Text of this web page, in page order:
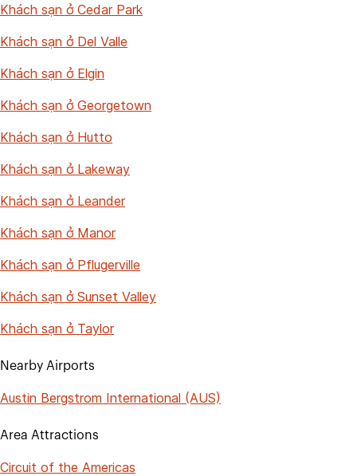
Khách sạn ở Cedar Park
Khách sạn ở Del Valle
Khách sạn ở Elgin
Khách sạn ở Georgetown
Khách sạn ở Hutto
Khách sạn ở Lakeway
Khách sạn ở Leander
Khách sạn ở Manor
Khách sạn ở Pflugerville
Khách sạn ở Sunset Valley
Khách sạn ở Taylor
Nearby Airports
Austin Bergstrom International (AUS)
Area Attractions
Circuit of the Americas